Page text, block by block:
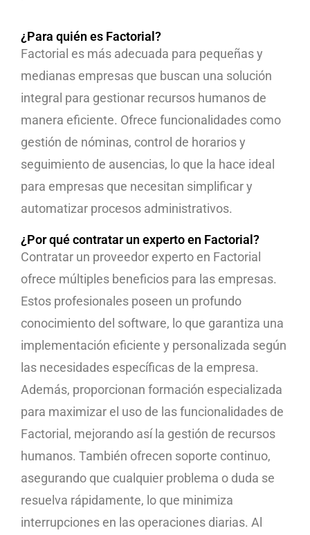
¿Para quién es Factorial?
Factorial es más adecuada para pequeñas y
medianas empresas que buscan una solución
integral para gestionar recursos humanos de
manera eficiente. Ofrece funcionalidades como
gestión de nóminas, control de horarios y
seguimiento de ausencias, lo que la hace ideal
para empresas que necesitan simplificar y
automatizar procesos administrativos.
¿Por qué contratar un experto en Factorial?
Contratar un proveedor experto en Factorial
ofrece múltiples beneficios para las empresas.
Estos profesionales poseen un profundo
conocimiento del software, lo que garantiza una
implementación eficiente y personalizada según
las necesidades específicas de la empresa.
Además, proporcionan formación especializada
para maximizar el uso de las funcionalidades de
Factorial, mejorando así la gestión de recursos
humanos. También ofrecen soporte continuo,
asegurando que cualquier problema o duda se
resuelva rápidamente, lo que minimiza
interrupciones en las operaciones diarias. Al